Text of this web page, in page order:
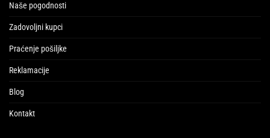
Naše pogodnosti
Zadovoljni kupci
Praćenje pošiljke
Reklamacije
Blog
Kontakt